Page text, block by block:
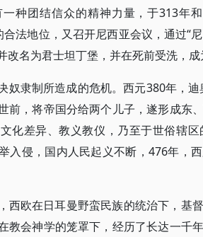
种团结信众的精神力量，于313年
法地位，又召开尼西亚会议，通过“
改名为君士坦丁堡，并在死前受洗，成
奴隶制所造成的危机。西元380年，
前，将帝国分给两个儿子，遂形成东
化差异、教义教仪，乃至于世俗辖
入侵，国内人民起义不断，476年，
西欧在日耳曼野蛮民族的统治下，基
教会神学的笼罩下，经历了长达一千